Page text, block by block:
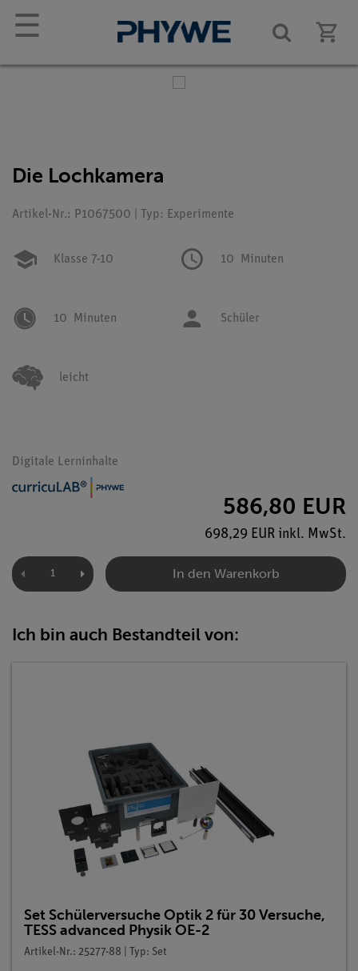
☰
Die Lochkamera
Artikel-Nr.: P1067500 | Typ: Experimente
Klasse 7-10 10 Minuten
10 Minuten Schüler
leicht
Digitale Lerninhalte
586,80 EUR
698,29 EUR inkl. MwSt.
In den Warenkorb
Ich bin auch Bestandteil von:
Set Schülerversuche Optik 2 für 30 Versuche,
TESS advanced Physik OE-2
Artikel-Nr.: 25277-88 | Typ: Set